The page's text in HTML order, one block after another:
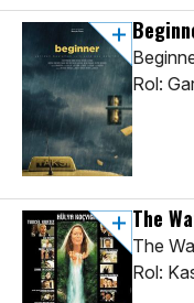
Rol:
The
The
Rol: